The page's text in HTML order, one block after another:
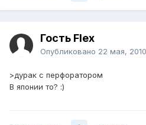
Гость Flex
Опубликовано 22 мая, 2010
>дурак с перфоратором
В японии то? :)